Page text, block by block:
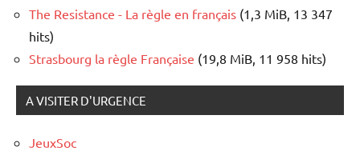
The Resistance - La règle en français (1,3 MiB, 13 347
hits)
Strasbourg la règle Française (19,8 MiB, 11 958 hits)
A VISITER D'URGENCE
JeuxSoc